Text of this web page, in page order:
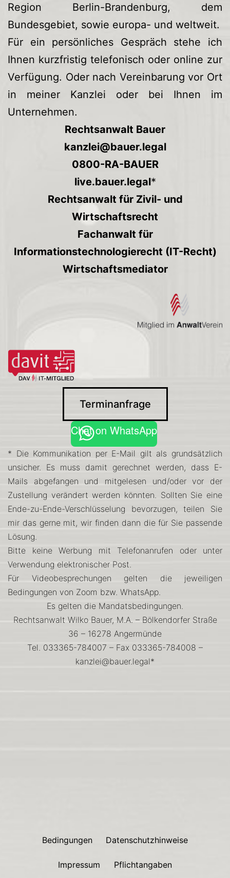
Region Berlin-Brandenburg, dem
Bundesgebiet, sowie europa- und weltweit.
Für ein persönliches Gespräch stehe ich
Ihnen kurzfristig telefonisch oder online zur
Verfügung. Oder nach Vereinbarung vor Ort
in meiner Kanzlei oder bei Ihnen im
Unternehmen.
Rechtsanwalt Bauer
kanzlei@bauer.legal
0800-RA-BAUER
live.bauer.legal*
Rechtsanwalt für Zivil- und
Wirtschaftsrecht
Fachanwalt für
Informationstechnologierecht (IT-Recht)
Wirtschaftsmediator
Terminanfrage
Chat on WhatsApp
* Die Kommunikation per E-Mail gilt als grundsätzlich
unsicher. Es muss damit gerechnet werden, dass E-
Mails abgefangen und mitgelesen und/oder vor der
Zustellung verändert werden könnten. Sollten Sie eine
Ende-zu-Ende-Verschlüsselung bevorzugen, teilen Sie
mir das gerne mit, wir finden dann die für Sie passende
Lösung.
Bitte keine Werbung mit Telefonanrufen oder unter
Verwendung elektronischer Post.
Für Videobesprechungen gelten die jeweiligen
Bedingungen von Zoom bzw. WhatsApp
Es gelten die Mandatsbedingungen.
Rechtsanwalt Wilko Bauer, M.A. – Bölkendorfer Straße
36 – 16278 Angermünde
Tel. 033365-784007 – Fax 033365-784008 –
kanzlei@bauer.legal*
Bedingungen Datenschutzhinweise
Impressum Pflichtangaben